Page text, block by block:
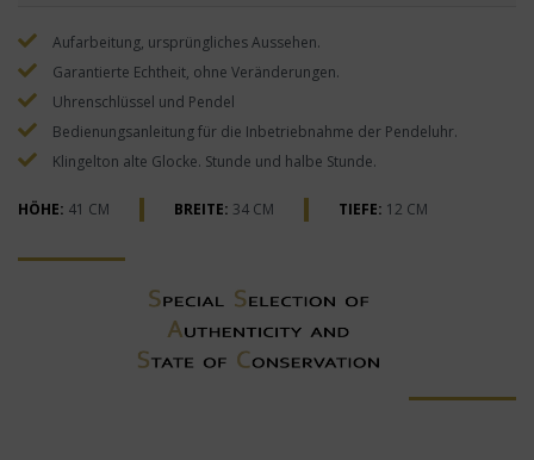
Aufarbeitung, ursprüngliches Aussehen.
Garantierte Echtheit, ohne Veränderungen.
Uhrenschlüssel und Pendel
Bedienungsanleitung für die Inbetriebnahme der Pendeluhr.
Klingelton alte Glocke. Stunde und halbe Stunde.
HÖHE: 41 CM BREITE: 34 CM TIEFE: 12 CM